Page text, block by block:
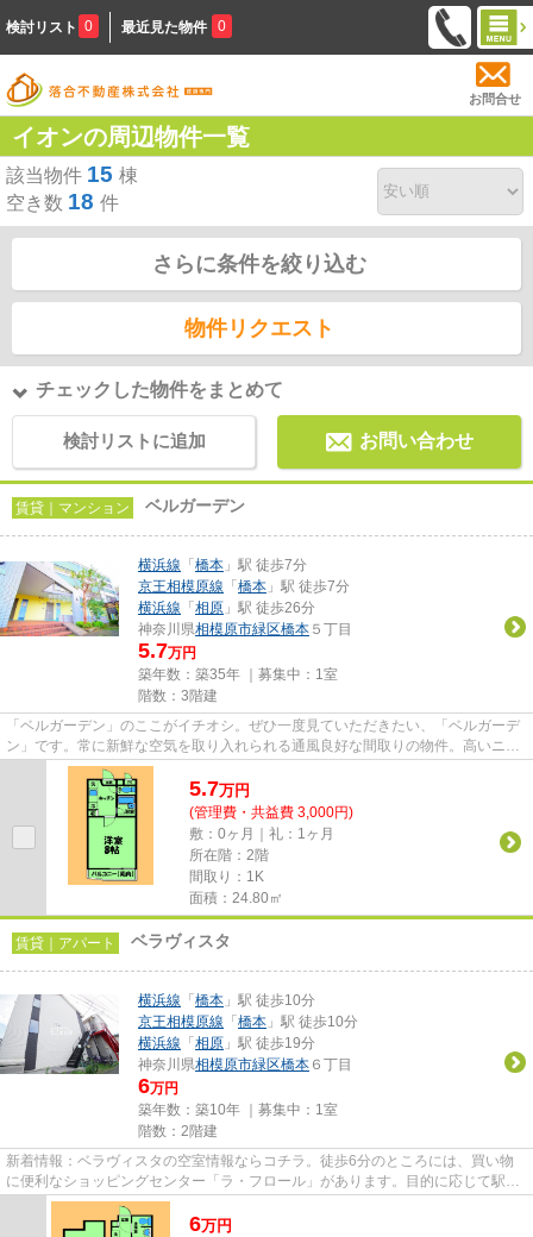
検討リスト 0 最近見た物件 0
お問合せ
イオンの周辺物件一覧
該当物件 15 棟
空き数 18 件
さらに条件を絞り込む
物件リクエスト
チェックした物件をまとめて
検討リストに追加 お問い合わせ
賃貸｜マンション ベルガーデン
横浜線 「 橋本 」駅 徒歩7分
京王相模原線 「 橋本 」駅 徒歩7分
横浜線 「 相原 」駅 徒歩26分
神奈川県相模原市緑区橋本 ５丁目
5.7万円
築年数：築35年 ｜募集中： 1室
階数：3階建
「ベルガーデン」のここがイチオシ。ぜひ一度見ていただきたい、「ベルガーデ
ン」です。常に新鮮な空気を取り入れられる通風良好な間取りの物件。高いニー
ズのある、駅徒歩7分の物件で...
5.7万円
(管理費・共益費 3,000円)
敷：0ヶ月｜礼：1ヶ月
所在階：2階
間取り：1K
面積：24.80㎡
賃貸｜アパート ベラヴィスタ
横浜線 「 橋本 」駅 徒歩10分
京王相模原線 「 橋本 」駅 徒歩10分
横浜線 「 相原 」駅 徒歩19分
神奈川県相模原市緑区橋本 ６丁目
6万円
築年数：築10年 ｜募集中： 1室
階数：2階建
新着情報：ベラヴィスタの空室情報ならコチラ。徒歩6分のところには、買い物
に便利なショッピングセンター「ラ・フロール」があります。目的に応じて駅を
選べることが、2駅利用できる...
6万円